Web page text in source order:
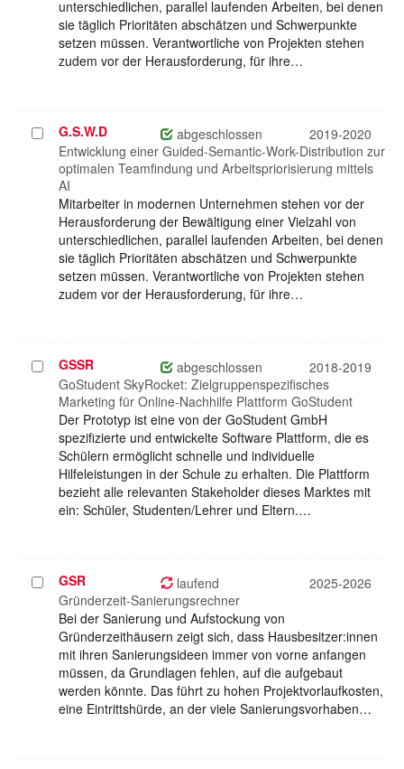
unterschiedlichen, parallel laufenden Arbeiten, bei denen
sie täglich Prioritäten abschätzen und Schwerpunkte
setzen müssen. Verantwortliche von Projekten stehen
zudem vor der Herausforderung, für ihre…
Projekt
auswählen
G.S.W.D abgeschlossen
2019-2020
Entwicklung einer Guided-Semantic-Work-Distribution zur
optimalen Teamfindung und Arbeitspriorisierung mittels
AI
Mitarbeiter in modernen Unternehmen stehen vor der
Herausforderung der Bewältigung einer Vielzahl von
unterschiedlichen, parallel laufenden Arbeiten, bei denen
sie täglich Prioritäten abschätzen und Schwerpunkte
setzen müssen. Verantwortliche von Projekten stehen
zudem vor der Herausforderung, für ihre…
Projekt
auswählen
GSSR abgeschlossen
2018-2019
GoStudent SkyRocket: Zielgruppenspezifisches
Marketing für Online-Nachhilfe Plattform GoStudent
Der Prototyp ist eine von der GoStudent GmbH
spezifizierte und entwickelte Software Plattform, die es
Schülern ermöglicht schnelle und individuelle
Hilfeleistungen in der Schule zu erhalten. Die Plattform
bezieht alle relevanten Stakeholder dieses Marktes mit
ein: Schüler, Studenten/Lehrer und Eltern.…
Projekt
auswählen
GSR laufend
2025-2026
Gründerzeit-Sanierungsrechner
Bei der Sanierung und Aufstockung von
Gründerzeithäusern zeigt sich, dass Hausbesitzer:innen
mit ihren Sanierungsideen immer von vorne anfangen
müssen, da Grundlagen fehlen, auf die aufgebaut
werden könnte. Das führt zu hohen Projektvorlaufkosten,
eine Eintrittshürde, an der viele Sanierungsvorhaben…